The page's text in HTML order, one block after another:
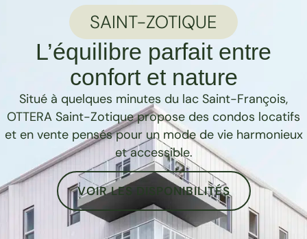
SAINT-ZOTIQUE
L’équilibre parfait entre
confort et nature
Situé à quelques minutes du lac Saint-François,
OTTERA Saint-Zotique propose des condos locatifs
et en vente pensés pour un mode de vie harmonieux
et accessible.
VOIR LES DISPONIBILITÉS